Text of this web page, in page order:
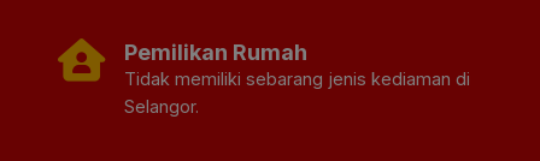
Pemilikan Rumah
Tidak memiliki sebarang jenis kediaman di
Selangor.